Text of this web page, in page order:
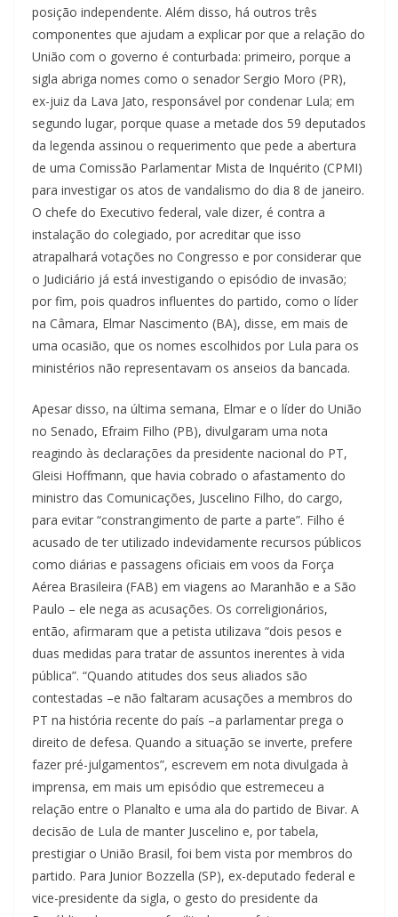
posição independente. Além disso, há outros três
componentes que ajudam a explicar por que a relação do
União com o governo é conturbada: primeiro, porque a
sigla abriga nomes como o senador Sergio Moro (PR),
ex-juiz da Lava Jato, responsável por condenar Lula; em
segundo lugar, porque quase a metade dos 59 deputados
da legenda assinou o requerimento que pede a abertura
de uma Comissão Parlamentar Mista de Inquérito (CPMI)
para investigar os atos de vandalismo do dia 8 de janeiro.
O chefe do Executivo federal, vale dizer, é contra a
instalação do colegiado, por acreditar que isso
atrapalhará votações no Congresso e por considerar que
o Judiciário já está investigando o episódio de invasão;
por fim, pois quadros influentes do partido, como o líder
na Câmara, Elmar Nascimento (BA), disse, em mais de
uma ocasião, que os nomes escolhidos por Lula para os
ministérios não representavam os anseios da bancada.
Apesar disso, na última semana, Elmar e o líder do União
no Senado, Efraim Filho (PB), divulgaram uma nota
reagindo às declarações da presidente nacional do PT,
Gleisi Hoffmann, que havia cobrado o afastamento do
ministro das Comunicações, Juscelino Filho, do cargo,
para evitar “constrangimento de parte a parte”. Filho é
acusado de ter utilizado indevidamente recursos públicos
como diárias e passagens oficiais em voos da Força
Aérea Brasileira (FAB) em viagens ao Maranhão e a São
Paulo – ele nega as acusações. Os correligionários,
então, afirmaram que a petista utilizava “dois pesos e
duas medidas para tratar de assuntos inerentes à vida
pública”. “Quando atitudes dos seus aliados são
contestadas –e não faltaram acusações a membros do
PT na história recente do país –a parlamentar prega o
direito de defesa. Quando a situação se inverte, prefere
fazer pré-julgamentos”, escrevem em nota divulgada à
imprensa, em mais um episódio que estremeceu a
relação entre o Planalto e uma ala do partido de Bivar. A
decisão de Lula de manter Juscelino e, por tabela,
prestigiar o União Brasil, foi bem vista por membros do
partido. Para Junior Bozzella (SP), ex-deputado federal e
vice-presidente da sigla, o gesto do presidente da